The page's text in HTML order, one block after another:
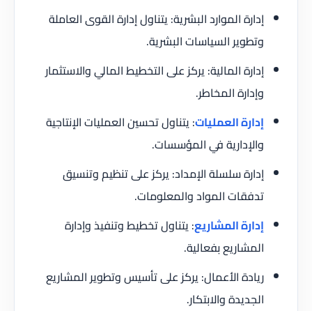
إدارة الموارد البشرية: يتناول إدارة القوى العاملة
وتطوير السياسات البشرية.
إدارة المالية: يركز على التخطيط المالي والاستثمار
وإدارة المخاطر.
إدارة العمليات: يتناول تحسين العمليات الإنتاجية
والإدارية في المؤسسات.
إدارة سلسلة الإمداد: يركز على تنظيم وتنسيق
تدفقات المواد والمعلومات.
إدارة المشاريع: يتناول تخطيط وتنفيذ وإدارة
المشاريع بفعالية.
ريادة الأعمال: يركز على تأسيس وتطوير المشاريع
الجديدة والابتكار.